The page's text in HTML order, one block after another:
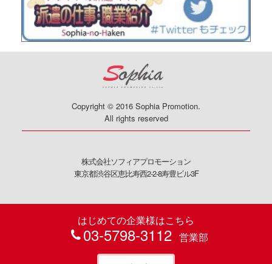
Copyright © 2016 Sophia Promotion.
All rights reserved
株式会社ソフィアプロモーション
東京都渋谷区恵比寿西2-2-8寿豊ビル3F
はじめての企業様はこちら
03-5798-3112 営業部